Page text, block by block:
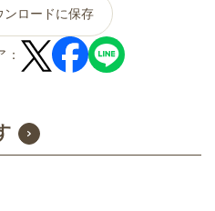
ンロードに保存